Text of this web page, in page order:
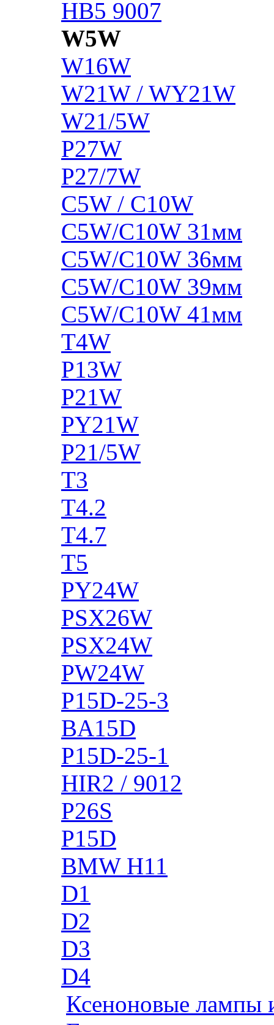
HB5 9007
W5W
W16W
W21W / WY21W
W21/5W
P27W
P27/7W
C5W / C10W
C5W/C10W 31мм
C5W/C10W 36мм
C5W/C10W 39мм
C5W/C10W 41мм
T4W
P13W
P21W
PY21W
P21/5W
T3
T4.2
T4.7
T5
PY24W
PSX26W
PSX24W
PW24W
P15D-25-3
BA15D
P15D-25-1
HIR2 / 9012
P26S
P15D
BMW H11
D1
D2
D3
D4
Ксеноновые лампы